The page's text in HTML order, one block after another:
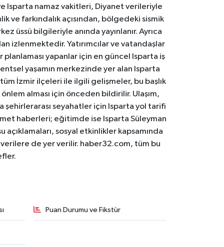
Isparta namaz vakitleri, Diyanet verileriyle
ve farkındalık açısından, bölgedeki sismik
üssü bilgileriyle anında yayınlanır. Ayrıca
izlenmektedir. Yatırımcılar ve vatandaşlar
planlaması yapanlar için en güncel Isparta iş
yaşamın merkezinde yer alan Isparta
tüm İzmir ilçeleri ile ilgili gelişmeler, bu başlık
alması için önceden bildirilir. Ulaşım,
şehirlerarası seyahatler için Isparta yol tarifi
haberleri; eğitimde ise Isparta Süleyman
sosyal etkinlikler kapsamında
de yer verilir. haber32.com, tüm bu
Puan Durumu ve Fikstür